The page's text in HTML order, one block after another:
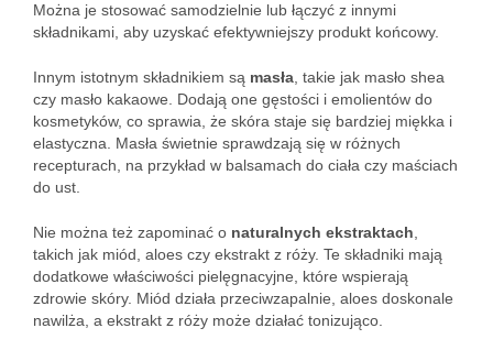
Można je stosować samodzielnie lub łączyć z innymi
składnikami, aby uzyskać efektywniejszy produkt końcowy.
Innym istotnym składnikiem są masła , takie jak masło shea
czy masło kakaowe. Dodają one gęstości i emolientów do
kosmetyków, co sprawia, że skóra staje się bardziej miękka i
elastyczna. Masła świetnie sprawdzają się w różnych
recepturach, na przykład w balsamach do ciała czy maściach
do ust.
Nie można też zapominać o naturalnych ekstraktach
takich jak miód, aloes czy ekstrakt z róży. Te składniki mają
dodatkowe właściwości pielęgnacyjne, które wspierają
zdrowie skóry. Miód działa przeciwzapalnie, aloes doskonale
nawilża, a ekstrakt z róży może działać tonizująco.